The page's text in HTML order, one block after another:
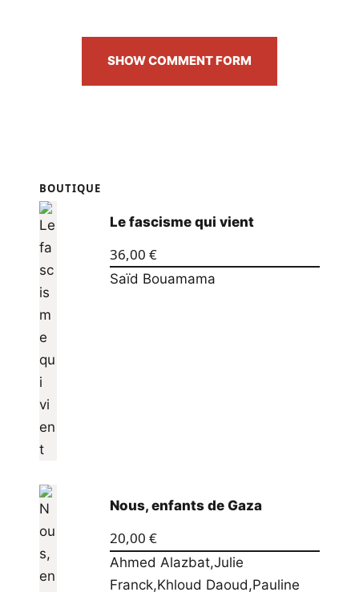
SHOW COMMENT FORM
BOUTIQUE
Le fascisme qui vient
36,00 €
Saïd Bouamama
Nous, enfants de Gaza
20,00 €
Ahmed Alazbat,Julie
Franck,Khloud Daoud,Pauline